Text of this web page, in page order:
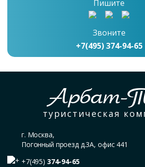
Пишите
Звоните
+7(495) 374-94-65
Арбат-
туристическая
г. Москва,
Погонный проезд д.3А, офис 441
+7(495) 374-94-65